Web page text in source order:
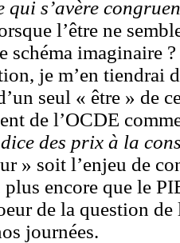
qui s’avère
l’être ne
schéma imaginaire
je m’en tiendrai
seul « être » de
de l’OCDE
des prix à la
» soit l’enjeu de
encore que le
de la question
journées.